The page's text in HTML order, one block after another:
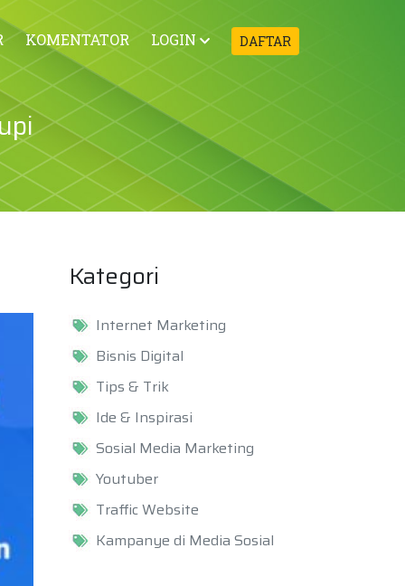
KOMENTATOR LOGIN DAFTAR
Kategori
Internet Marketing
Bisnis Digital
Tips & Trik
Ide & Inspirasi
Sosial Media Marketing
Youtuber
Traffic Website
Kampanye di Media Sosial